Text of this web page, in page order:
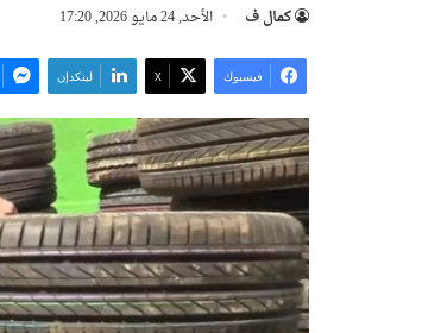
كمال ف الأحد, 24 مايو 2026, 17:20
فيسبوك ‫X لينكدإن